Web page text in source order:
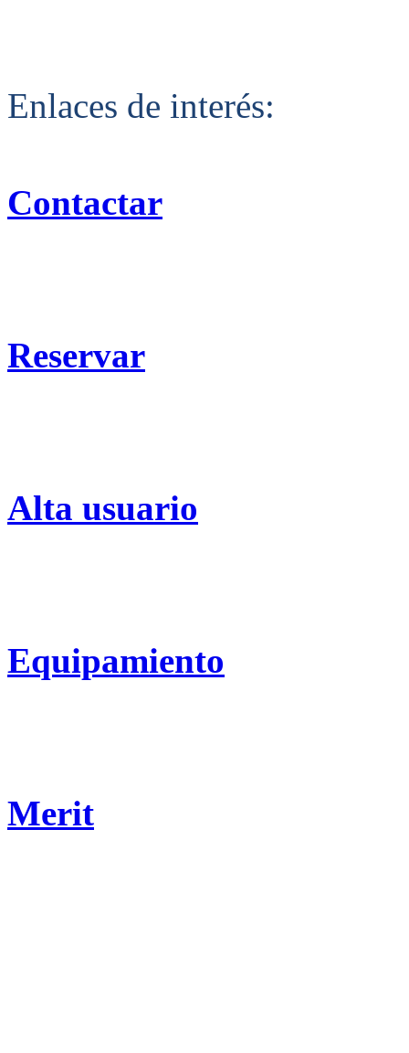
Enlaces de interés:
Contactar
Reservar
Alta usuario
Equipamiento
Merit